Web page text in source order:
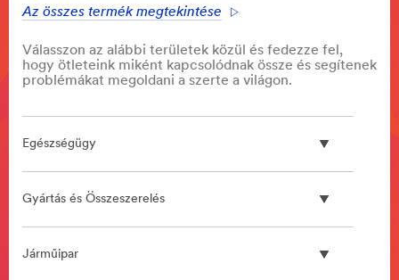
Az összes termék megtekintése
Válasszon az alábbi területek közül és fedezze fel,
hogy ötleteink miként kapcsolódnak össze és segítenek
problémákat megoldani a szerte a világon.
Egészségügy
Gyártás és Összeszerelés
Járműipar